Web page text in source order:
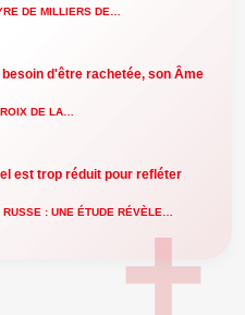
DE MILLIERS DE…
d'être rachetée, son Âme
DE LA…
est trop réduit pour refléter
: UNE ÉTUDE RÉVÈLE…